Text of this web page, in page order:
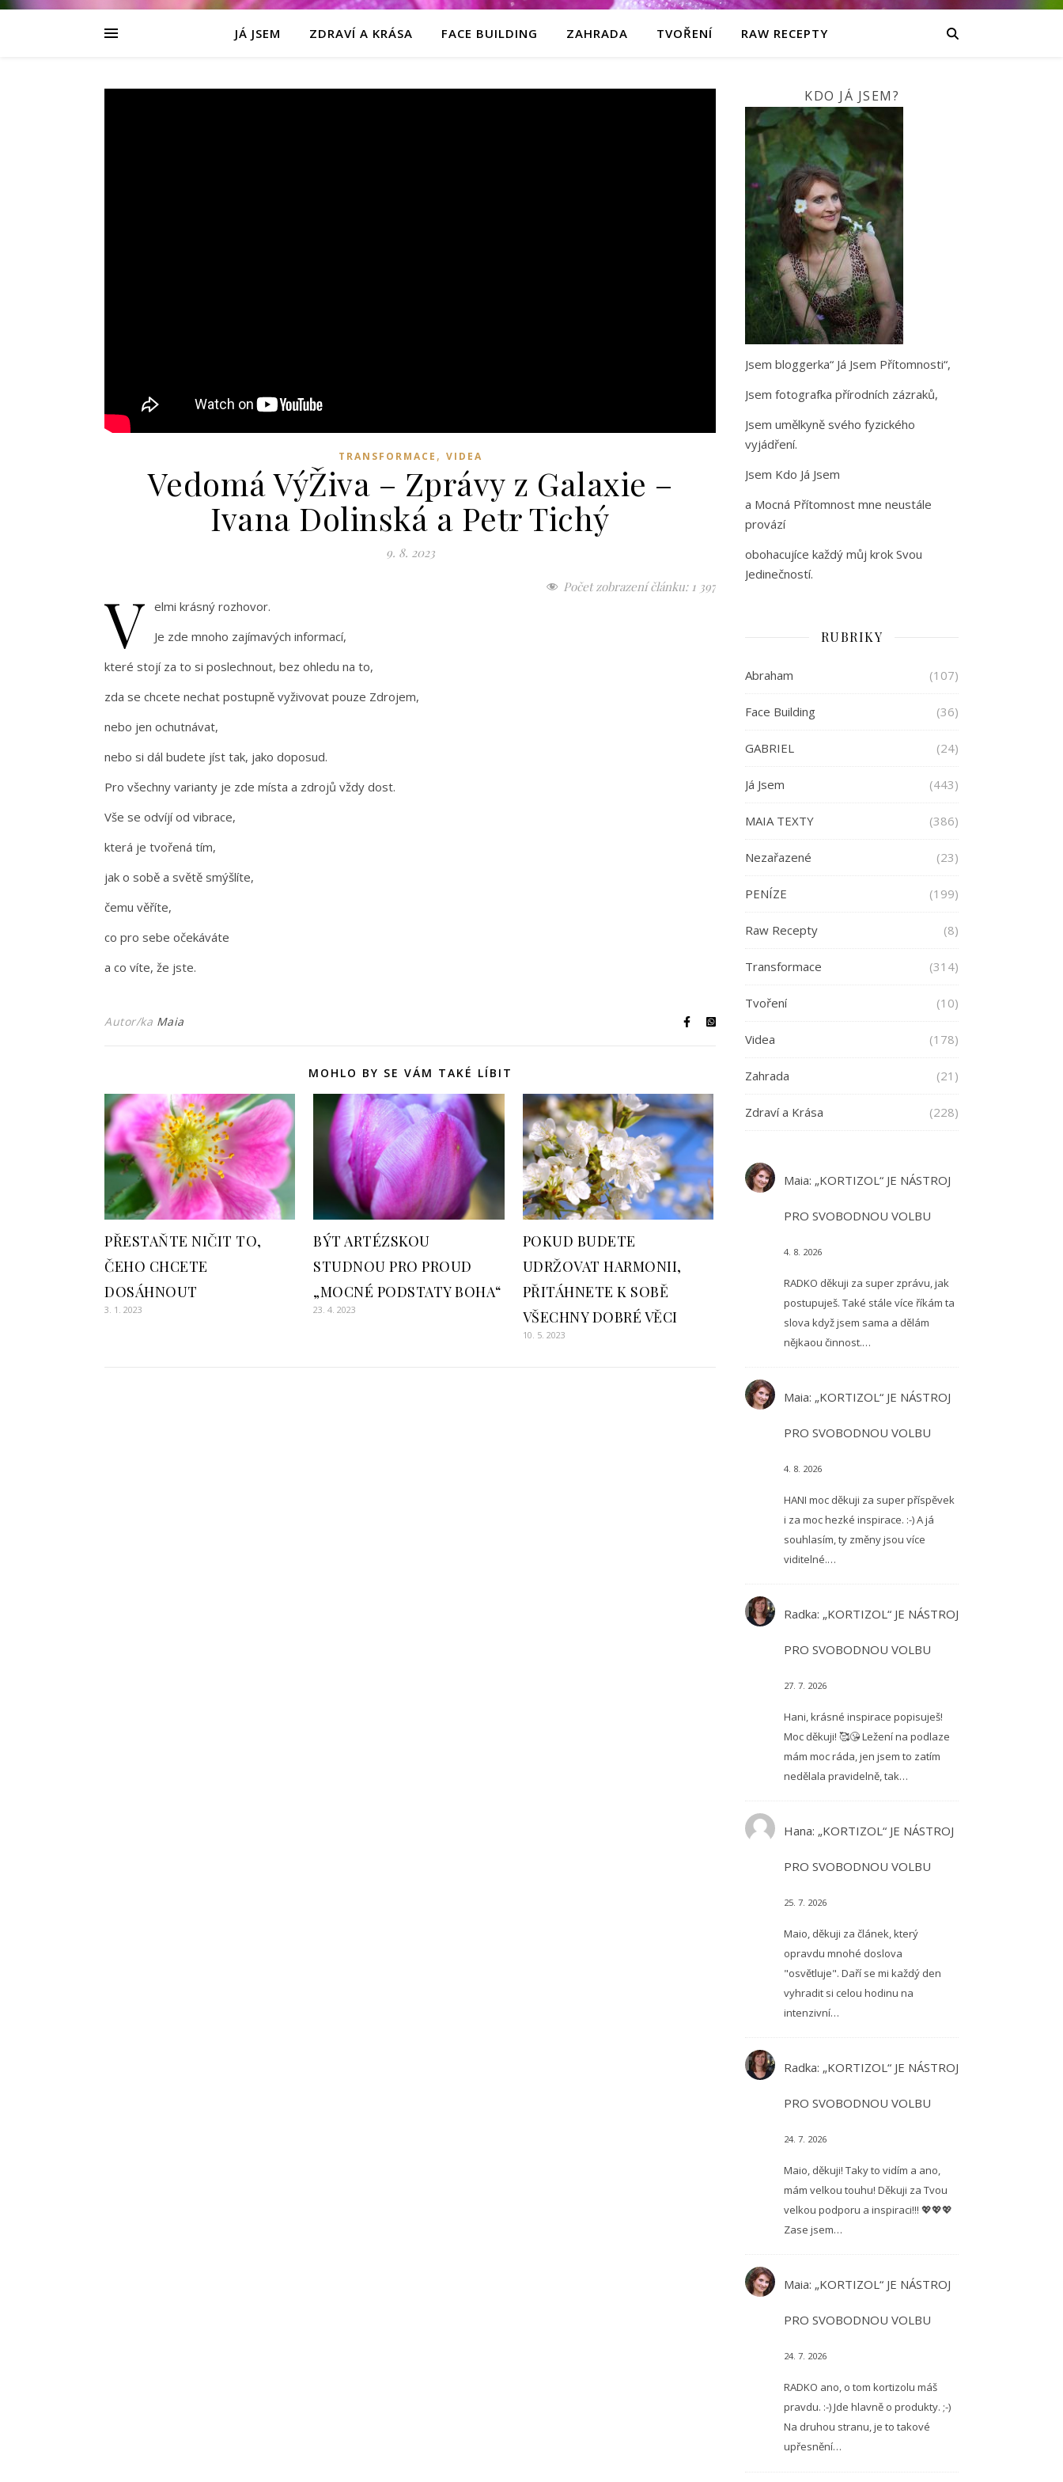
JÁ JSEM ZDRAVÍ A KRÁSA FACE BUILDING ZAHRADA TVOŘENÍ RAW RECEPTY
TRANSFORMACE , VIDEA
Vedomá VýŽiva – Zprávy z Galaxie –
Ivana Dolinská a Petr Tichý
9. 8. 2023
Počet zobrazení článku: 1 397
V elmi krásný rozhovor.
Je zde mnoho zajímavých informací,
které stojí za to si poslechnout, bez ohledu na to,
zda se chcete nechat postupně vyživovat pouze Zdrojem,
nebo jen ochutnávat,
nebo si dál budete jíst tak, jako doposud.
Pro všechny varianty je zde místa a zdrojů vždy dost.
Vše se odvíjí od vibrace,
která je tvořená tím,
jak o sobě a světě smýšlíte,
čemu věříte,
co pro sebe očekáváte
a co víte, že jste.
Autor/ka Maia
MOHLO BY SE VÁM TAKÉ LÍBIT
PŘESTAŇTE NIČIT TO,
ČEHO CHCETE
DOSÁHNOUT
3. 1. 2023
BÝT ARTÉZSKOU
STUDNOU PRO PROUD
„MOCNÉ PODSTATY BOHA“
23. 4. 2023
POKUD BUDETE
UDRŽOVAT HARMONII,
PŘITÁHNETE K SOBĚ
VŠECHNY DOBRÉ VĚCI
10. 5. 2023
KDO JÁ JSEM?
Jsem bloggerka“ Já Jsem Přítomnosti“,
Jsem fotografka přírodních zázraků,
Jsem umělkyně svého fyzického
vyjádření.
Jsem Kdo Já Jsem
a Mocná Přítomnost mne neustále
provází
obohacujíce každý můj krok Svou
Jedinečností.
RUBRIKY
Abraham (107)
Face Building (36)
GABRIEL (24)
Já Jsem (443)
MAIA TEXTY (386)
Nezařazené (23)
PENÍZE (199)
Raw Recepty (8)
Transformace (314)
Tvoření (10)
Videa (178)
Zahrada (21)
Zdraví a Krása (228)
Maia: „KORTIZOL“ JE NÁSTROJ
PRO SVOBODNOU VOLBU
4. 8. 2026
RADKO děkuji za super zprávu, jak
postupuješ. Také stále více říkám ta
slova když jsem sama a dělám
nějkaou činnost.…
Maia: „KORTIZOL“ JE NÁSTROJ
PRO SVOBODNOU VOLBU
4. 8. 2026
HANI moc děkuji za super příspěvek
i za moc hezké inspirace. :-) A já
souhlasím, ty změny jsou více
viditelné.…
Radka: „KORTIZOL“ JE NÁSTROJ
PRO SVOBODNOU VOLBU
27. 7. 2026
Hani, krásné inspirace popisuješ!
Moc děkuji! 🥰😘 Ležení na podlaze
mám moc ráda, jen jsem to zatím
nedělala pravidelně, tak…
Hana: „KORTIZOL“ JE NÁSTROJ
PRO SVOBODNOU VOLBU
25. 7. 2026
Maio, děkuji za článek, který
opravdu mnohé doslova
"osvětluje". Daří se mi každý den
vyhradit si celou hodinu na
intenzivní…
Radka: „KORTIZOL“ JE NÁSTROJ
PRO SVOBODNOU VOLBU
24. 7. 2026
Maio, děkuji! Taky to vidím a ano,
mám velkou touhu! Děkuji za Tvou
velkou podporu a inspiraci!!! 💖💖💖
Zase jsem…
Maia: „KORTIZOL“ JE NÁSTROJ
PRO SVOBODNOU VOLBU
24. 7. 2026
RADKO ano, o tom kortizolu máš
pravdu. :-) Jde hlavně o produkty. ;-)
Na druhou stranu, je to takové
upřesnění…